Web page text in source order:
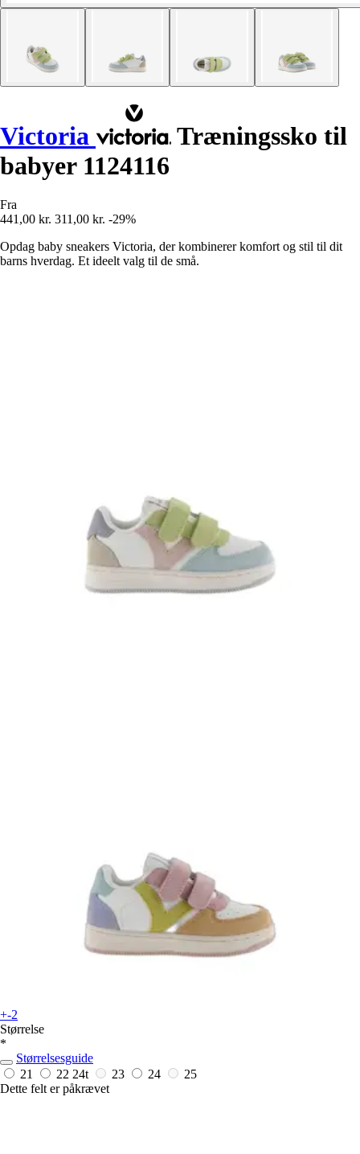
Victoria
Træningssko til
babyer 1124116
Fra
441,00 kr. 311,00 kr. -29%
Opdag baby sneakers Victoria, der kombinerer komfort og stil til dit
barns hverdag. Et ideelt valg til de små.
+-2
Størrelse
*
Størrelsesguide
21
22 24t 23 24
25
Dette felt er påkrævet